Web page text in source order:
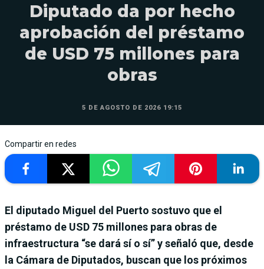
Diputado da por hecho
aprobación del préstamo
de USD 75 millones para
obras
5 DE AGOSTO DE 2026 19:15
Compartir en redes
El diputado Miguel del Puerto sostuvo que el
préstamo de USD 75 millones para obras de
infraestructura “se dará sí o sí” y señaló que, desde
la Cámara de Diputados, buscan que los próximos